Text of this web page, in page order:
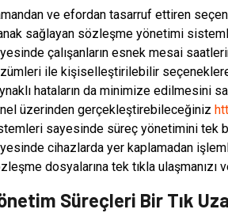
ve efordan tasarruf ettiren
sağlayan sözleşme yönetimi
çalışanların esnek mesai
ile kişiselleştirilebilir seçeneklere
hataların da minimize edilmesini
üzerinden gerçekleştirebileceğiniz
sayesinde süreç yönetimini tek
cihazlarda yer kaplamadan
dosyalarına tek tıkla ulaşmanızı
Süreçleri Bir Tık